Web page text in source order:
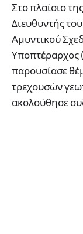
Στο πλαίσιο
Διευθυντής
Αμυντικού
Υποπτέραρχος
παρουσίασε
τρεχουσών
ακολούθησε